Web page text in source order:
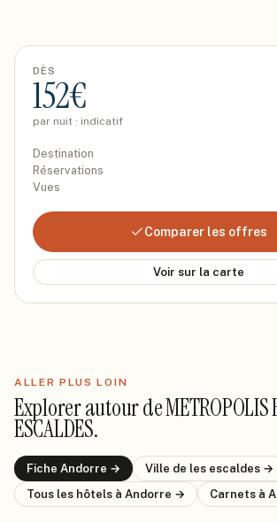
DÈS
152€
par nuit · indicatif
Destination
Réservations
Vues
Comparer les offres
Voir sur la carte
ALLER PLUS LOIN
Explorer autour deMETROPOLIS
ESCALDES.
Fiche Andorre → Ville de les escaldes →
Tous les hôtels à Andorre → Carnets à